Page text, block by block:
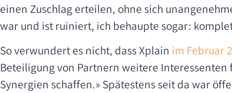
einen Zuschlag erteilen, ohne sich
war und ist ruiniert, ich behaupte sogar:
So verwundert es nicht, dass Xplain im Februar
Beteiligung von Partnern weitere
Synergien schaffen.» Spätestens seit da war